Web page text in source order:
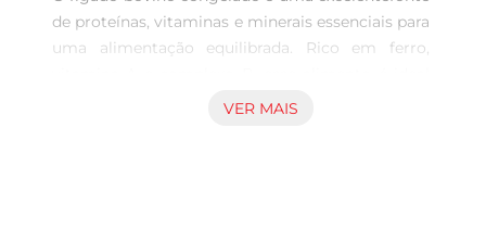
de proteínas, vitaminas e minerais essenciais para
uma alimentação equilibrada. Rico em ferro,
para quem busca fortalecer a saúde e aumentar a
VER MAIS